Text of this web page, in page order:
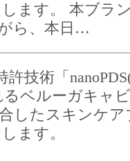
ます。 本ブラ
ら、本日…
技術「
るベルーガキャ
したスキンケア
ます。